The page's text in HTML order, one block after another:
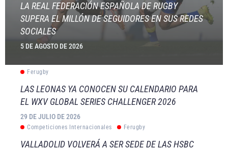
LA REAL FEDERACIÓN ESPAÑOLA DE RUGBY
SUPERA EL MILLÓN DE SEGUIDORES EN SUS REDES
SOCIALES
5 DE AGOSTO DE 2026
Ferugby
LAS LEONAS YA CONOCEN SU CALENDARIO PARA
EL WXV GLOBAL SERIES CHALLENGER 2026
29 DE JULIO DE 2026
Competiciones Internacionales Ferugby
VALLADOLID VOLVERÁ A SER SEDE DE LAS HSBC